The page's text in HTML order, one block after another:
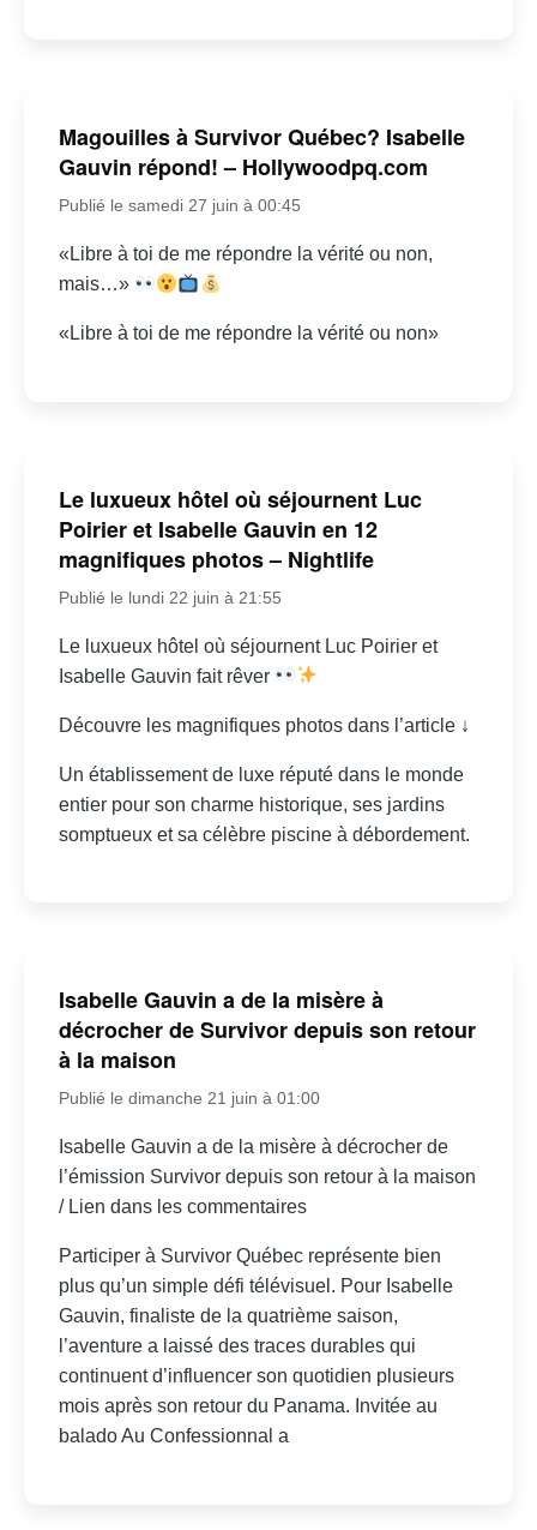
Magouilles à Survivor Québec? Isabelle
Gauvin répond! – Hollywoodpq.com
Publié le samedi 27 juin à 00:45
«Libre à toi de me répondre la vérité ou non,
mais…»
«Libre à toi de me répondre la vérité ou non»
Le luxueux hôtel où séjournent Luc
Poirier et Isabelle Gauvin en 12
magnifiques photos – Nightlife
Publié le lundi 22 juin à 21:55
Le luxueux hôtel où séjournent Luc Poirier et
Isabelle Gauvin fait rêver
Découvre les magnifiques photos dans l’article ↓
Un établissement de luxe réputé dans le monde
entier pour son charme historique, ses jardins
somptueux et sa célèbre piscine à débordement.
Isabelle Gauvin a de la misère à
décrocher de Survivor depuis son retour
à la maison
Publié le dimanche 21 juin à 01:00
Isabelle Gauvin a de la misère à décrocher de
l’émission Survivor depuis son retour à la maison
/ Lien dans les commentaires
Participer à Survivor Québec représente bien
plus qu’un simple défi télévisuel. Pour Isabelle
Gauvin, finaliste de la quatrième saison,
l’aventure a laissé des traces durables qui
continuent d’influencer son quotidien plusieurs
mois après son retour du Panama. Invitée au
balado Au Confessionnal a